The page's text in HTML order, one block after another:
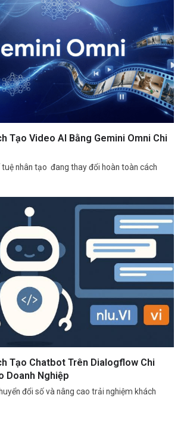
Tạo Video AI Bằng Gemini Omni Chi
nhân tạo đang thay đổi hoàn toàn cách
Tạo Chatbot Trên Dialogflow Chi
Doanh Nghiệp
đổi số và nâng cao trải nghiệm khách